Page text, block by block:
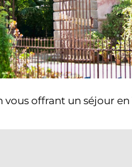
offrant un séjour